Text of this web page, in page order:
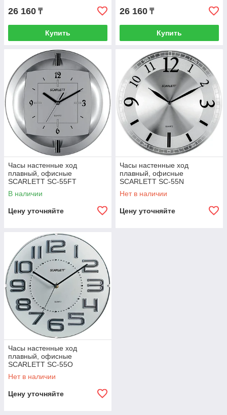
26 160 ₸
Купить
26 160 ₸
Купить
Часы настенные ход
плавный, офисные
SCARLETT SC-55FT
В наличии
Цену уточняйте
Часы настенные ход
плавный, офисные
SCARLETT SC-55N
Нет в наличии
Цену уточняйте
Часы настенные ход
плавный, офисные
SCARLETT SC-55O
Нет в наличии
Цену уточняйте